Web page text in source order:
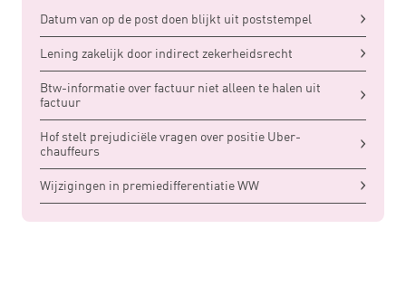
Datum van op de post doen blijkt uit poststempel
Lening zakelijk door indirect zekerheidsrecht
Btw-informatie over factuur niet alleen te halen uit
factuur
Hof stelt prejudiciële vragen over positie Uber-
chauffeurs
Wijzigingen in premiedifferentiatie WW